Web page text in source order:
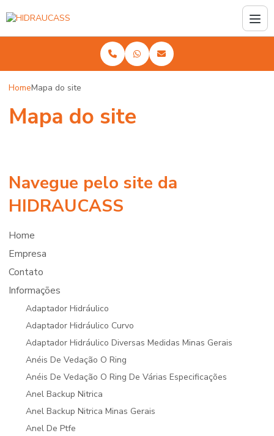
HomeMapa do site
Mapa do site
Navegue pelo site da
HIDRAUCASS
Home
Empresa
Contato
Informações
Adaptador Hidráulico
Adaptador Hidráulico Curvo
Adaptador Hidráulico Diversas Medidas Minas Gerais
Anéis De Vedação O Ring
Anéis De Vedação O Ring De Várias Especificações
Anel Backup Nitrica
Anel Backup Nitrica Minas Gerais
Anel De Ptfe